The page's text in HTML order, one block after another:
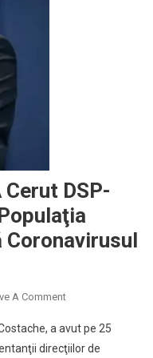
DSP-
Coronavirusul
A CommentOn
Sănătăţii
A
a avut pe 25
direcţiilor de